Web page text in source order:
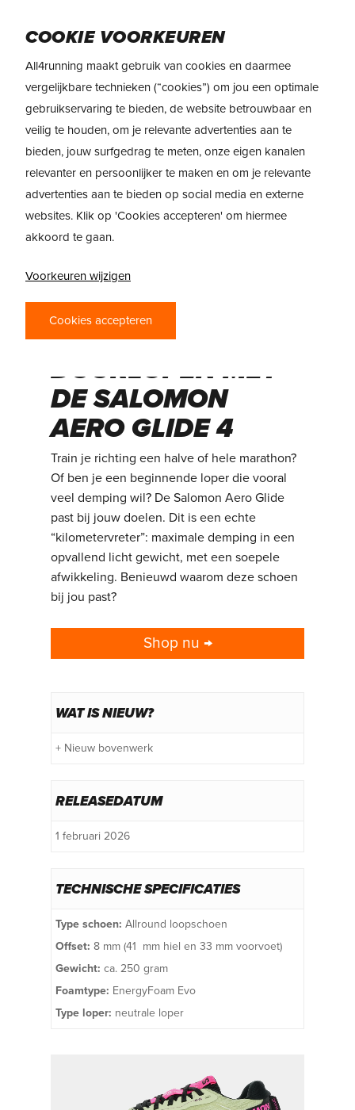
content
REVIEW
ULTRALICHT
COMFORT VOOR
LANGE
DUURLOPEN MET
DE SALOMON
AERO GLIDE 4
Train je richting een halve of hele marathon?
Of ben je een beginnende loper die vooral
veel demping wil? De Salomon Aero Glide
past bij jouw doelen. Dit is een echte
“kilometervreter”: maximale demping in een
opvallend licht gewicht, met een soepele
afwikkeling. Benieuwd waarom deze schoen
bij jou past?
Shop nu →
WAT IS NIEUW?
+ Nieuw bovenwerk
RELEASEDATUM
1 februari 2026
TECHNISCHE SPECIFICATIES
Type schoen: Allround loopschoen
Offset: 8 mm (41 mm hiel en 33 mm voorvoet)
Gewicht: ca. 250 gram
Foamtype: EnergyFoam Evo
Type loper: neutrale loper
COOKIE VOORKEUREN
All4running maakt gebruik van cookies en daarmee
vergelijkbare technieken (“cookies”) om jou een optimale
gebruikservaring te bieden, de website betrouwbaar en
veilig te houden, om je relevante advertenties aan te
bieden, jouw surfgedrag te meten, onze eigen kanalen
relevanter en persoonlijker te maken en om je relevante
advertenties aan te bieden op social media en externe
websites. Klik op 'Cookies accepteren' om hiermee
akkoord te gaan.
Voorkeuren wijzigen
Cookies accepteren